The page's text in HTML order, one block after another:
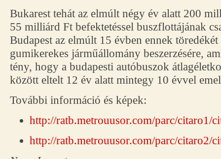
Bukarest tehát az elmúlt négy év alatt 200
55 milliárd Ft befektetéssel buszflottájának
Budapest az elmúlt 15 évben ennek
gumikerekes járműállomány beszerzésére,
tény, hogy a budapesti autóbuszok
között eltelt 12 év alatt mintegy 10 évvel
További információ és képek:
http://ratb.metrouusor.com/parc/citaro1/
http://ratb.metrouusor.com/parc/citaro2/